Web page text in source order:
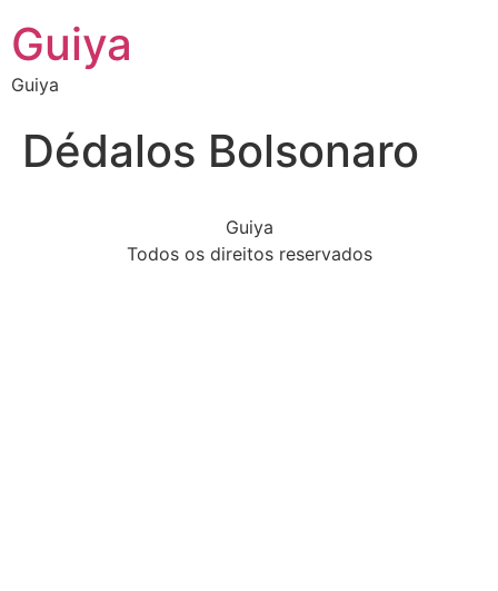
Guiya
Guiya
Dédalos Bolsonaro
Guiya
Todos os direitos reservados